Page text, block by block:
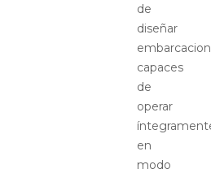
de
diseñar
capaces
de
operar
en
modo